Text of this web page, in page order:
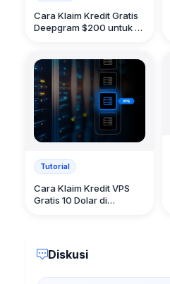
Cara Klaim Kredit Gratis
Deepgram $200 untuk AI
Tutorial
Cara Klaim Kredit VPS
Gratis 10 Dolar di
Diskusi